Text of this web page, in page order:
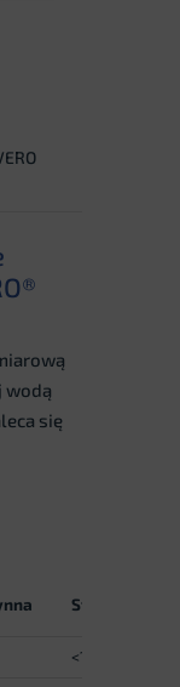
wodą
się
Stężenie
<1.5%